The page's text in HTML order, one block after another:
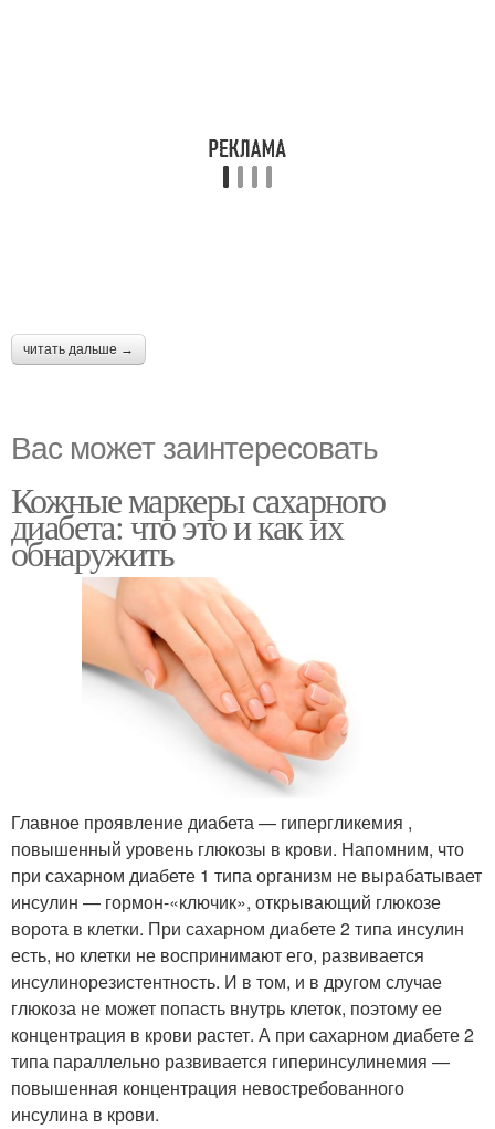
читать дальше →
Вас может заинтересовать
Кожные маркеры сахарного
диабета: что это и как их
обнаружить
Главное проявление диабета — гипергликемия ,
повышенный уровень глюкозы в крови. Напомним, что
при сахарном диабете 1 типа организм не вырабатывает
инсулин — гормон-«ключик», открывающий глюкозе
ворота в клетки. При сахарном диабете 2 типа инсулин
есть, но клетки не воспринимают его, развивается
инсулинорезистентность. И в том, и в другом случае
глюкоза не может попасть внутрь клеток, поэтому ее
концентрация в крови растет. А при сахарном диабете 2
типа параллельно развивается гиперинсулинемия —
повышенная концентрация невостребованного
инсулина в крови.